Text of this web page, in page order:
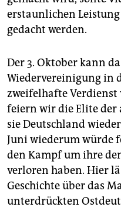
erstaunlichen
gedacht werden.
Der 3. Oktober kann
Wiedervereinigung in
zweifelhafte
feiern wir die Elite der
sie Deutschland
Juni wiederum würde
den Kampf um ihre
verloren haben. Hier
Geschichte über das
unterdrückten